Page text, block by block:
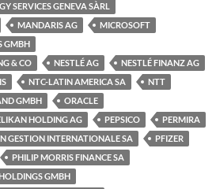
SERVICES GENEVA SÀRL
MANDARIS AG
MICROSOFT
GMBH
& CO
NESTLÉ AG
NESTLÉ FINANZ AG
NTC-LATIN AMERICA SA
NTT
GMBH
ORACLE
HOLDING AG PEPSICO
PERMIRA
GESTION INTERNATIONALE SA
PFIZER
PHILIP MORRIS FINANCE SA
GMBH